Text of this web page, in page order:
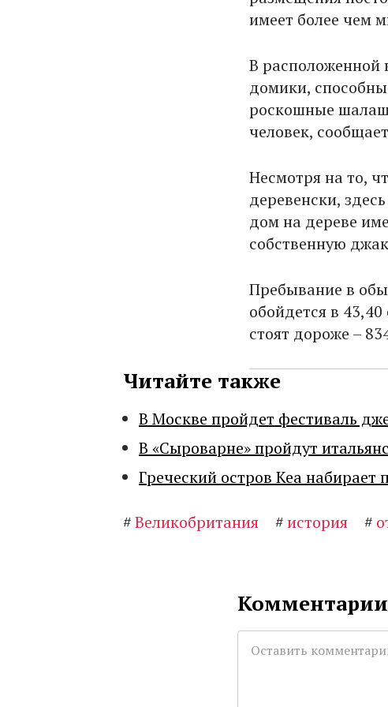
имеет более чем
В расположенной
домики,
роскошные
человек, сообщает
Несмотря на то,
деревенски,
дом на дереве
собственную
Пребывание в
обойдется в
стоят дороже –
Читайте также
В Москве пройдет фестиваль
В «Сыроварне» пройдут
Греческий остров Кеа набирает
#Великобритания #история #